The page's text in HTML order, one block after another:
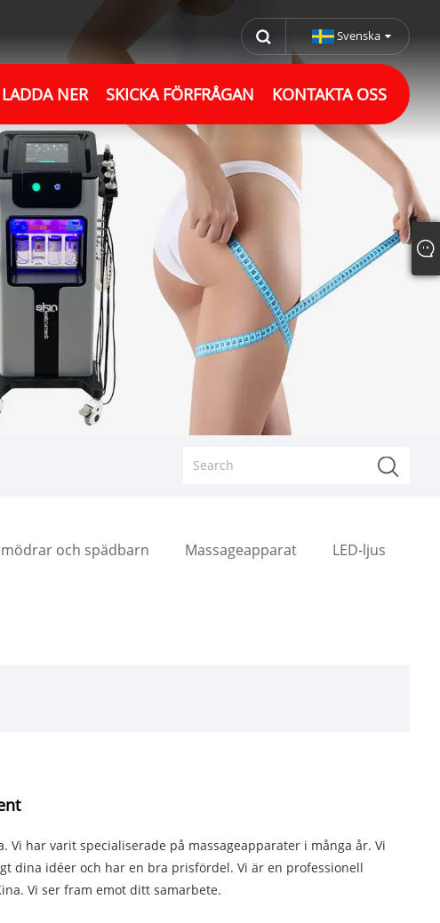
Svenska
LADDA NER SKICKA FÖRFRÅGAN KONTAKTA OSS
och spädbarn Massageapparat LED-ljus
har varit specialiserade på massageapparater i många år. Vi
dina idéer och har en bra prisfördel. Vi är en professionell
Vi ser fram emot ditt samarbete.